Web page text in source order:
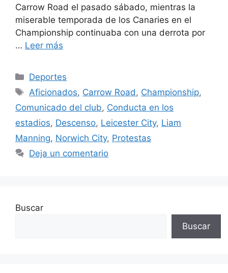
Carrow Road el pasado sábado, mientras la
miserable temporada de los Canaries en el
Championship continuaba con una derrota por
… Leer más
Categorías
Deportes
Etiquetas
Aficionados, Carrow Road , Championship,
Comunicado del club, Conducta en los
estadios, Descenso, Leicester City, Liam
Manning, Norwich City, Protestas
Deja un comentario
Buscar
Buscar